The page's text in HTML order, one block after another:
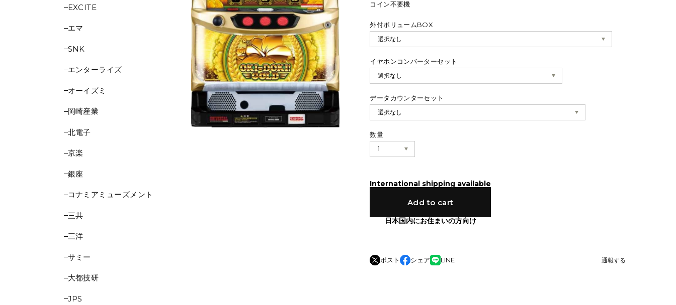
EXCITE
エマ
SNK
エンターライズ
オーイズミ
岡崎産業
北電子
京楽
銀座
コナミアミューズメント
三共
三洋
サミー
大都技研
JPS
コイン不要機
外付ボリュームBOX
イヤホンコンバーターセット
データカウンターセット
数量
International shipping available
Add to cart
日本国内にお住まいの方向け
ポスト シェア LINE 通報する